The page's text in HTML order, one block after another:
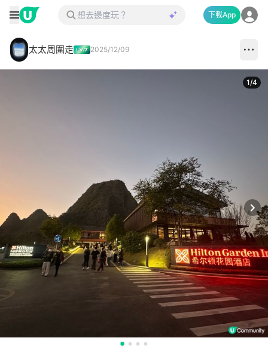
下載App
太太周圍走 2025/12/09
1/4